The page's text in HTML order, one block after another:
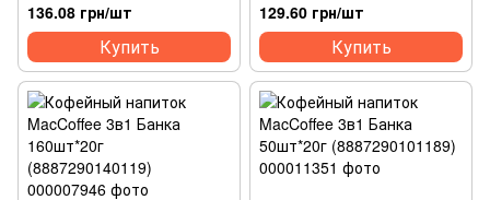
136.08 грн/шт
Купить
129.60 грн/шт
Купить